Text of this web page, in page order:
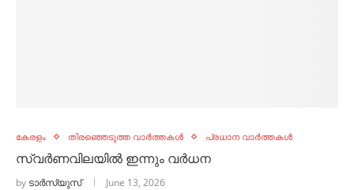
കേരളം തിരഞ്ഞെടുത്ത വാർത്തകൾ പ്രധാന വാർത്തകൾ
സ്വർണവിലയിൽ ഇന്നും വർധന
by ടാർസ്യുസ് June 13, 2026